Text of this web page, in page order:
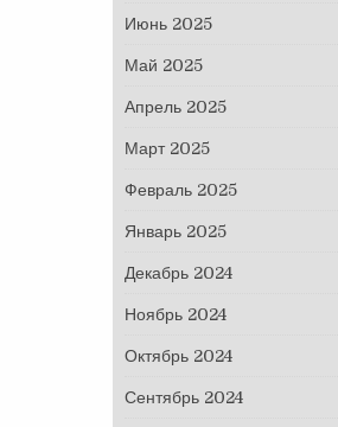
Июнь 2025
Май 2025
Апрель 2025
Март 2025
Февраль 2025
Январь 2025
Декабрь 2024
Ноябрь 2024
Октябрь 2024
Сентябрь 2024